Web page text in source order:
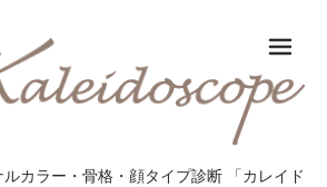
カラー・骨格・顔タイプ診断 「カレイド